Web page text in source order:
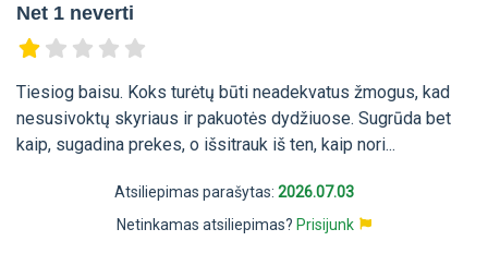
Net 1 neverti
Tiesiog baisu. Koks turėtų būti neadekvatus žmogus, kad
nesusivoktų skyriaus ir pakuotės dydžiuose. Sugrūda bet
kaip, sugadina prekes, o išsitrauk iš ten, kaip nori...
Atsiliepimas parašytas: 2026.07.03
Netinkamas atsiliepimas? Prisijunk